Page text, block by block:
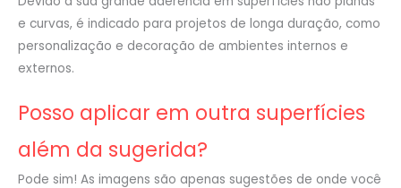
e curvas, é indicado para projetos de longa duração, como
personalização e decoração de ambientes internos e
externos.
Posso aplicar em outra superfícies
além da sugerida?
Pode sim! As imagens são apenas sugestões de onde você